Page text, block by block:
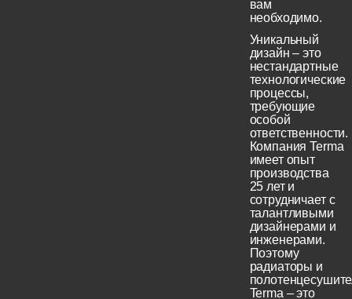
вам
необходимо.
Уникальный
дизайн – это
нестандартные
технологические
процессы,
требующие
особой
ответственности.
Компания Terma
имеет опыт
производства
25 лет и
сотрудничает с
талантливыми
дизайнерами и
инженерами.
Поэтому
радиаторы и
Terma – это